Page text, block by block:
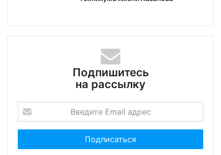
Подпишитесь
на рассылку